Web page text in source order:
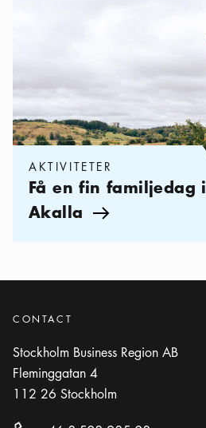
AKTIVITETER
Få en fin familjedag i
Akalla Pil ikon
CONTACT
Stockholm Business Region AB
Fleminggatan 4
112 26 Stockholm